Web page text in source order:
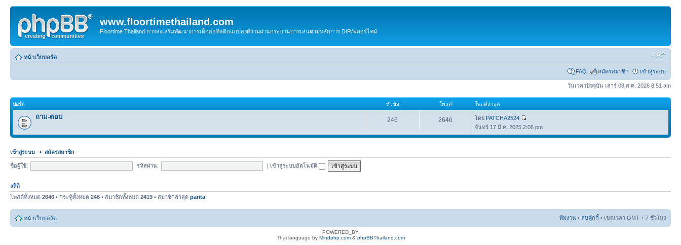
www.floortimethailand.com
Floortime Thailand การส่งเสริมพัฒนาการเด็กออทิสติกแบบองค์รวมผ่านกระบวนการเล่นตามหลักการ DIR/ฟลอร์ไทม์
หน้าเว็บบอร์ด
FAQ สมัครสมาชิก เข้าสู่ระบบ
วันเวลาปัจจุบัน เสาร์ 08 ส.ค. 2026 8:51 am
บอร์ด หัวข้อ โพสต์ โพสต์ล่าสุด
ถาม-ตอบ 246 2646 โดย PATCHA2524
จันทร์ 17 มี.ค. 2025 2:06 pm
เข้าสู่ระบบ • สมัครสมาชิก
ชื่อผู้ใช้: รหัสผ่าน: | เข้าสู่ระบบอัตโนมัติ
สถิติ
โพสต์ทั้งหมด 2646 • กระทู้ทั้งหมด 246 • สมาชิกทั้งหมด 2419 • สมาชิกล่าสุด parita
หน้าเว็บบอร์ด ทีมงาน • ลบคุ้กกี้ • เขตเวลา GMT + 7 ชั่วโมง
POWERED_BY
Thai language by Mindphp.com& phpBBThailand.com